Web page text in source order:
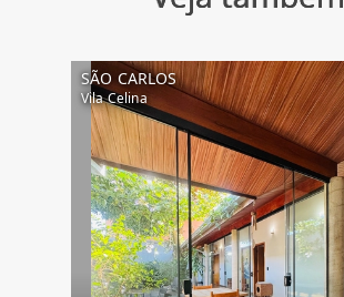
SÃO CARLOS
Vila Celina